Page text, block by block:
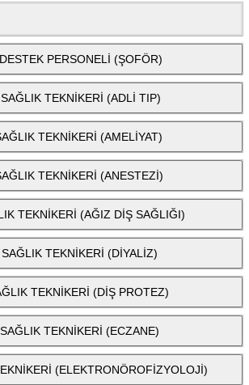
DESTEK PERSONELİ (ŞOFÖR)
SAĞLIK TEKNİKERİ (ADLİ TIP)
TEKNİKERİ (AMELİYAT)
TEKNİKERİ (ANESTEZİ)
TEKNİKERİ (AĞIZ DİŞ SAĞLIĞI)
SAĞLIK TEKNİKERİ (DİYALİZ)
TEKNİKERİ (DİŞ PROTEZ)
SAĞLIK TEKNİKERİ (ECZANE)
(ELEKTRONÖROFİZYOLOJİ)